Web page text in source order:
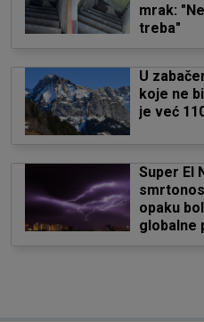
mrak:
treba"
U
koje ne
je već
Super El
opaku
globalne